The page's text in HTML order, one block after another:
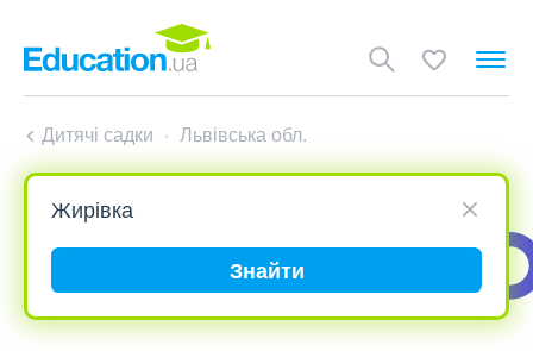
Дитячі садки Львівська обл.
Знайти